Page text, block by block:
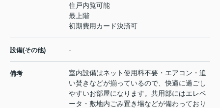
住戸内覧可能
最上階
初期費用カード決済可
設備(その他) -
備考
室内設備はネット使用料不要・エアコン・追
い焚きなどが揃っているので、快適に過ごし
やすいお部屋になります。共用部にはエレベ
ータ・敷地内ごみ置き場などが備わっており